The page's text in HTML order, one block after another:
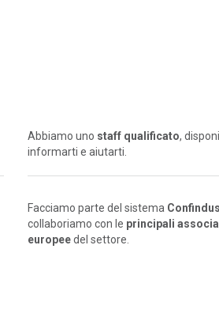
Abbiamo uno staff qualificato,
informarti e aiutarti.
Facciamo parte del sistema
collaboriamo con le principali
europeedel settore.